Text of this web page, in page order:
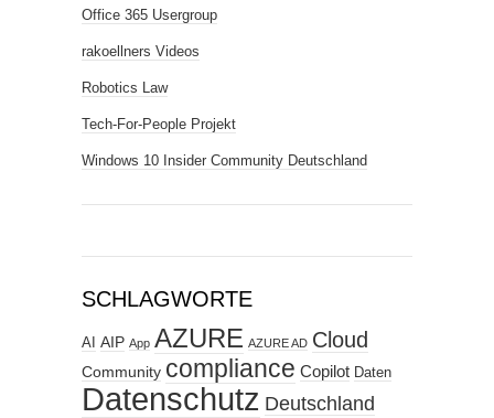
Office 365 Usergroup
rakoellners Videos
Robotics Law
Tech-For-People Projekt
Windows 10 Insider Community Deutschland
SCHLAGWORTE
AI AIP App AZURE AZURE AD Cloud
Community compliance Copilot Daten
Datenschutz Deutschland